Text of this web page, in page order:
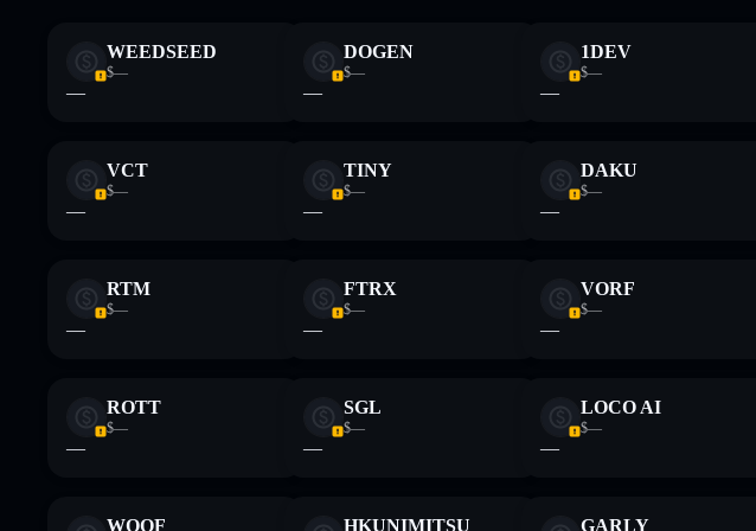
Wand
mutáveis
WEEDSEED
$—
—
DOGEN
$—
—
1DEV
$—
—
VCT
$—
—
TINY
$—
—
DAKU
$—
—
RTM
$—
—
FTRX
$—
—
VORF
$—
—
ROTT
$—
—
SGL
$—
—
LOCO AI
$—
—
WOOF HKUNIMITSU GARLY